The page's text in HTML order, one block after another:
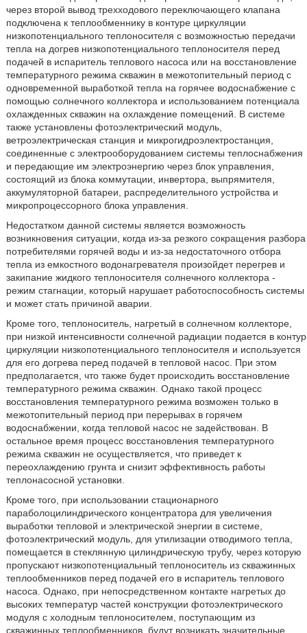
через второй вывод трехходового переключающего клапана
подключена к теплообменнику в контуре циркуляции
низкопотенциального теплоносителя с возможностью передачи
тепла на догрев низкопотенциального теплоносителя перед
подачей в испаритель теплового насоса или на восстановление
температурного режима скважин в межотопительный период с
одновременной выработкой тепла на горячее водоснабжение с
помощью солнечного коллектора и использованием потенциала
охлажденных скважин на охлаждение помещений. В системе
также установлены фотоэлектрический модуль,
ветроэлектрическая станция и микрогидроэлектростанция,
соединенные с электрооборудованием системы теплоснабжения
и передающие им электроэнергию через блок управления,
состоящий из блока коммутации, инвертора, выпрямителя,
аккумуляторной батареи, распределительного устройства и
микропроцессорного блока управления.
Недостатком данной системы является возможность
возникновения ситуации, когда из-за резкого сокращения разбора
потребителями горячей воды и из-за недостаточного отбора
тепла из емкостного водонагревателя произойдет перегрев и
закипание жидкого теплоносителя солнечного коллектора -
режим стагнации, который нарушает работоспособность системы
и может стать причиной аварии.
Кроме того, теплоноситель, нагретый в солнечном коллекторе,
при низкой интенсивности солнечной радиации подается в контур
циркуляции низкопотенциального теплоносителя и используется
для его догрева перед подачей в тепловой насос. При этом
предполагается, что также будет происходить восстановление
температурного режима скважин. Однако такой процесс
восстановления температурного режима возможен только в
межотопительный период при перерывах в горячем
водоснабжении, когда тепловой насос не задействован. В
остальное время процесс восстановления температурного
режима скважин не осуществляется, что приведет к
переохлаждению грунта и снизит эффективность работы
теплонасосной установки.
Кроме того, при использовании стационарного
параболоцилиндрического концентратора для увеличения
выработки тепловой и электрической энергии в системе,
фотоэлектрический модуль, для утилизации отводимого тепла,
помещается в стеклянную цилиндрическую трубу, через которую
пропускают низкопотенциальный теплоноситель из скважинных
теплообменников перед подачей его в испаритель теплового
насоса. Однако, при непосредственном контакте нагретых до
высоких температур частей конструкции фотоэлектрического
модуля с холодным теплоносителем, поступающим из
скважинных теплообменников, будут возникать значительные